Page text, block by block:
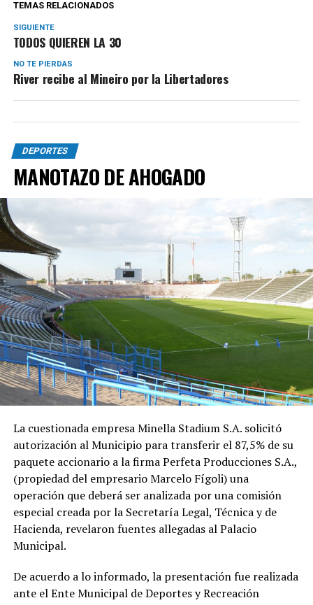
TEMAS RELACIONADOS
SIGUIENTE
TODOS QUIEREN LA 30
NO TE PIERDAS
River recibe al Mineiro por la Libertadores
DEPORTES
MANOTAZO DE AHOGADO
La cuestionada empresa Minella Stadium S.A. solicitó
autorización al Municipio para transferir el 87,5% de su
paquete accionario a la firma Perfeta Producciones S.A.,
(propiedad del empresario Marcelo Fígoli) una
operación que deberá ser analizada por una comisión
especial creada por la Secretaría Legal, Técnica y de
Hacienda, revelaron fuentes allegadas al Palacio
Municipal.
De acuerdo a lo informado, la presentación fue realizada
ante el Ente Municipal de Deportes y Recreación